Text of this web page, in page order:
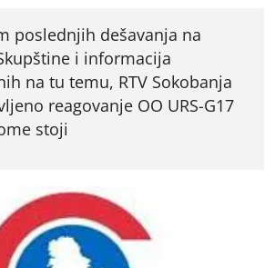
poslednjih dešavanja na
i informacija
na tu temu, RTV Sokobanja
reagovanje OO URS-G17
stoji